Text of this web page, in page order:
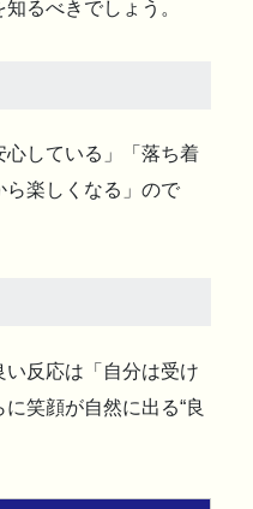
るべきでしょう。
している」「落ち着
ら楽しくなる」ので
反応は「自分は受け
笑顔が自然に出る“良